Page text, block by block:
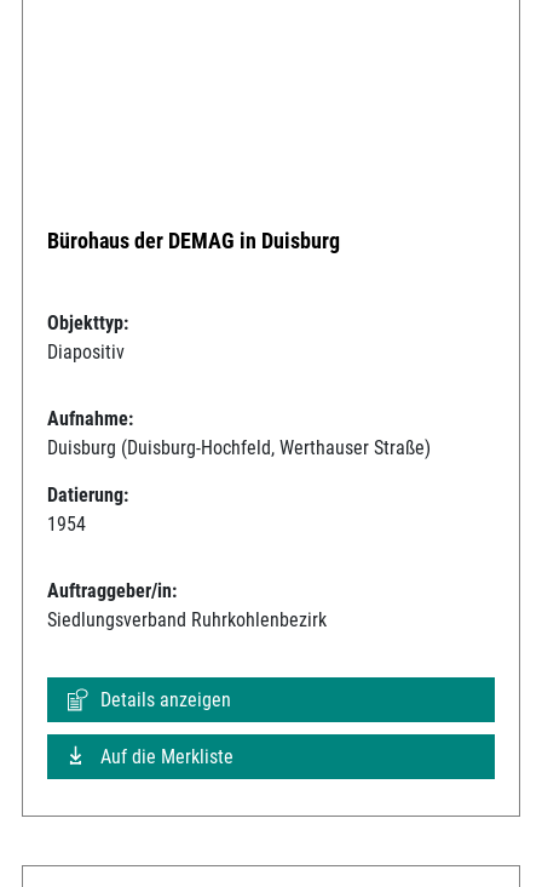
Bürohaus der DEMAG in Duisburg
Objekttyp:
Diapositiv
Aufnahme:
Duisburg (Duisburg-Hochfeld, Werthauser Straße)
Datierung:
1954
Auftraggeber/in:
Siedlungsverband Ruhrkohlenbezirk
Details anzeigen
Auf die Merkliste